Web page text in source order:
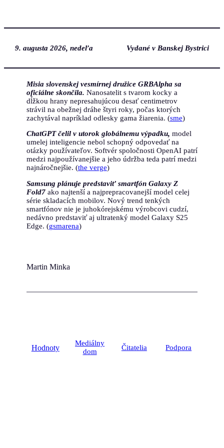
9. augusta 2026, nedeľa Vydané v Banskej Bystrici
Misia slovenskej vesmírnej družice GRBAlpha sa
oficiálne skončila. Nanosatelit s tvarom kocky a
dĺžkou hrany nepresahujúcou desať centimetrov
strávil na obežnej dráhe štyri roky, počas ktorých
zachytával napríklad odlesky gama žiarenia. (sme)
ChatGPT čelil v utorok globálnemu výpadku, model
umelej inteligencie nebol schopný odpovedať na
otázky používateľov. Softvér spoločnosti OpenAI patrí
medzi najpoužívanejšie a jeho údržba teda patrí medzi
najnáročnejšie. (the verge)
Samsung plánuje predstaviť smartfón Galaxy Z
Fold7 ako najtenší a najprepracovanejší model celej
série skladacích mobilov. Nový trend tenkých
smartfónov nie je juhokórejskému výrobcovi cudzí,
nedávno predstaviť aj ultratenký model Galaxy S25
Edge. (gsmarena)
Martin Minka
Hodnoty
Mediálny
dom
Čitatelia Podpora